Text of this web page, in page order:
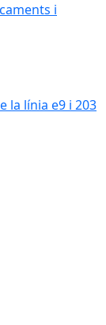
i
la línia e9 i 203